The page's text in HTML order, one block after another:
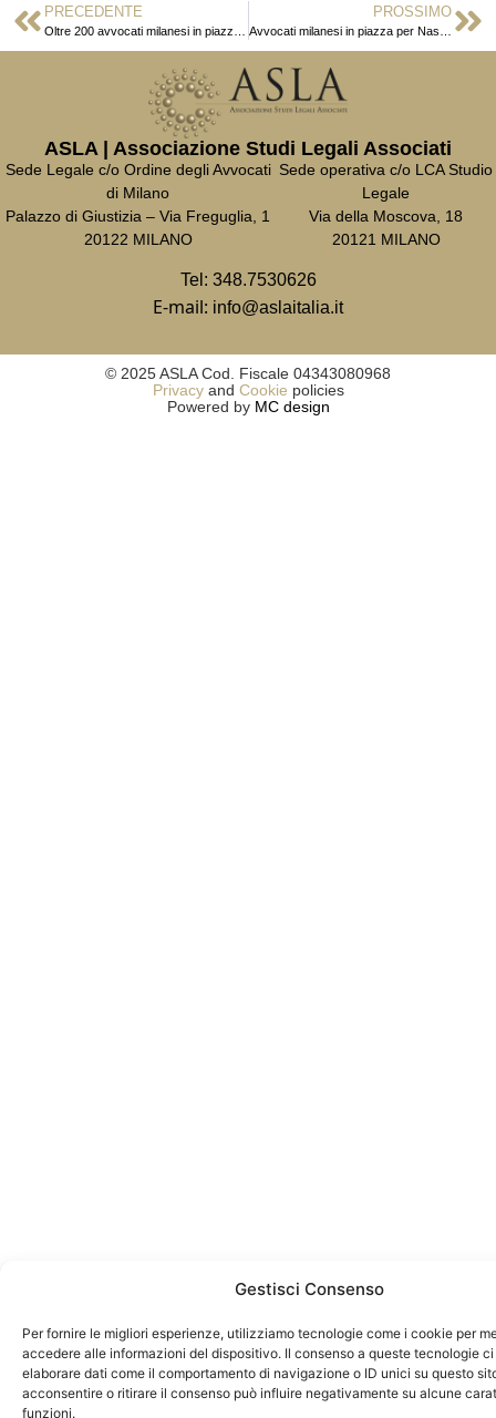
Gestisci Consenso
Per fornire le migliori esperienze, utilizziamo tecnologie come i cookie per
accedere alle informazioni del dispositivo. Il consenso a queste tecnologie
elaborare dati come il comportamento di navigazione o ID unici su questo
acconsentire o ritirare il consenso può influire negativamente su alcune
funzioni.
PRECEDENTE PROSSIMO
ASLA | Associazione Studi Legali Associati
Sede Legale c/o Ordine degli Avvocati
di Milano
Palazzo di Giustizia – Via Freguglia, 1
20122 MILANO
Sede operativa c/o LCA Studio
Legale
Via della Moscova, 18
20121 MILANO
Tel: 348.7530626
E-mail: info@aslaitalia.it
© 2025 ASLA Cod. Fiscale 04343080968
Privacyand Cookie policies
Powered by MC design